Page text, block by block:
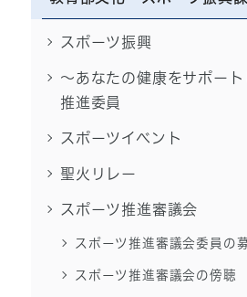
スポーツ振興
～あなたの健康をサポー
推進委員
スポーツイベント
聖火リレー
スポーツ推進審議会
スポーツ推進審議会委員の
スポーツ推進審議会の傍聴